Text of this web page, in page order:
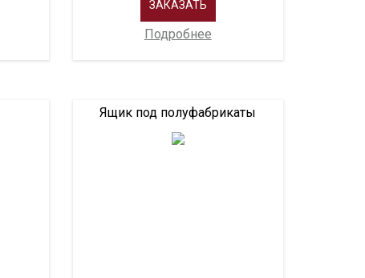
ЗАКАЗАТЬ
Подробнее
Ящик под полуфабрикаты